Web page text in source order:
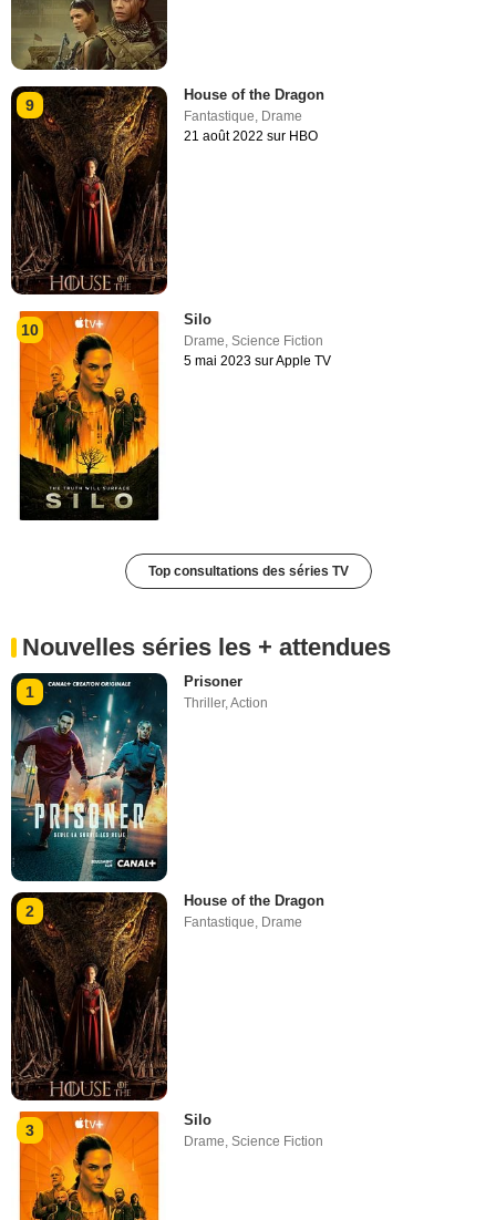
9
House of the Dragon
Fantastique, Drame
21 août 2022 sur HBO
10
Silo
Drame,Science Fiction
5 mai 2023 sur Apple TV
Top consultations des séries TV
Nouvelles séries les + attendues
1
Prisoner
Thriller,Action
2
House of the Dragon
Fantastique, Drame
3
Silo
Drame,Science Fiction